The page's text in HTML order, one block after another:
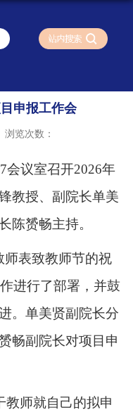
申报工作会
浏览次数：
会议室召开2026年
教授、副院长单美
陈赟畅主持。
师表致教师节的祝
进行了部署，并鼓
。单美贤副院长分
畅副院长对项目申
教师就自己的拟申